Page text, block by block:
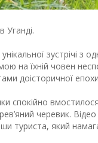
Уганді.
зустрічі з
на їхній човен
доісторичної
спокійно
черевик. Відео
туриста, який